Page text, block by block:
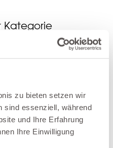
zu bieten setzen wir
sind essenziell, während
und Ihre Erfahrung
Ihre Einwilligung
Kategorie